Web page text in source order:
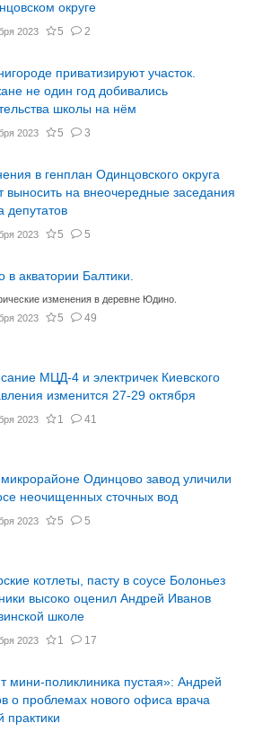
округе
2023 5 2
приватизируют участок.
не один год добивались
школы на нём
2023 5 3
в генплан Одинцовского округа
выносить на внеочередные заседания
депутатов
2023 5 5
в акватории Балтики.
изменения в деревне Юдино.
2023
5 49
МЦД-4 и электричек Киевского
изменится 27-29 октября
2023 1 41
Одинцово завод уличили
неочищенных сточных вод
2023 5 5
котлеты, пасту в соусе Болоньез
высоко оценил Андрей Иванов
школе
2023 1 17
мини-поликлиника пустая»: Андрей
о проблемах нового офиса врача
практики